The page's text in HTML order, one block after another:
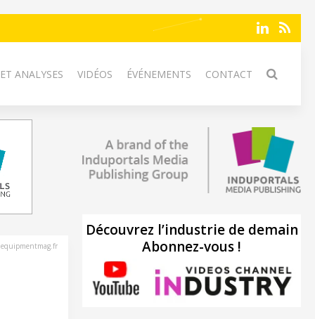
ANALYSES VIDÉOS ÉVÉNEMENTS CONTACT
Découvrez l’industrie de demain
Abonnez-vous !